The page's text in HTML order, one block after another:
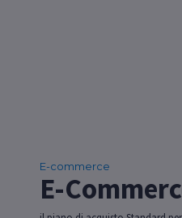
E-commerce
E-